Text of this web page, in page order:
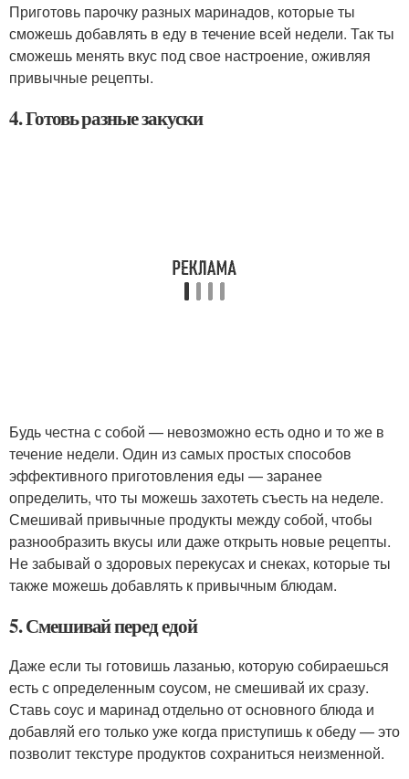
Приготовь парочку разных маринадов, которые ты
сможешь добавлять в еду в течение всей недели. Так ты
сможешь менять вкус под свое настроение, оживляя
привычные рецепты.
4. Готовь разные закуски
Будь честна с собой — невозможно есть одно и то же в
течение недели. Один из самых простых способов
эффективного приготовления еды — заранее
определить, что ты можешь захотеть съесть на неделе.
Смешивай привычные продукты между собой, чтобы
разнообразить вкусы или даже открыть новые рецепты.
Не забывай о здоровых перекусах и снеках, которые ты
также можешь добавлять к привычным блюдам.
5. Смешивай перед едой
Даже если ты готовишь лазанью, которую собираешься
есть с определенным соусом, не смешивай их сразу.
Ставь соус и маринад отдельно от основного блюда и
добавляй его только уже когда приступишь к обеду — это
позволит текстуре продуктов сохраниться неизменной.